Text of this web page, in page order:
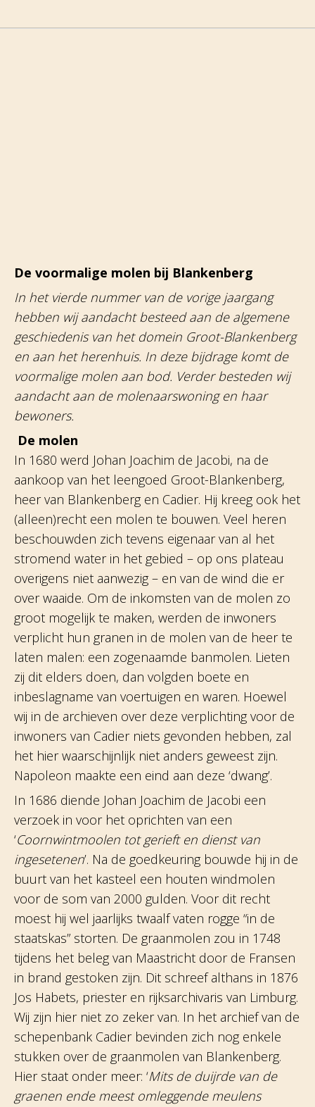
De voormalige molen bij Blankenberg
In het vierde nummer van de vorige jaargang
hebben wij aandacht besteed aan de algemene
geschiedenis van het domein Groot-Blankenberg
en aan het herenhuis. In deze bijdrage komt de
voormalige molen aan bod. Verder besteden wij
aandacht aan de molenaarswoning en haar
bewoners.
De molen
In 1680 werd Johan Joachim de Jacobi, na de
aankoop van het leengoed Groot-Blankenberg,
heer van Blankenberg en Cadier. Hij kreeg ook het
(alleen)recht een molen te bouwen. Veel heren
beschouwden zich tevens eigenaar van al het
stromend water in het gebied – op ons plateau
overigens niet aanwezig – en van de wind die er
over waaide. Om de inkomsten van de molen zo
groot mogelijk te maken, werden de inwoners
verplicht hun granen in de molen van de heer te
laten malen: een zogenaamde banmolen. Lieten
zij dit elders doen, dan volgden boete en
inbeslagname van voertuigen en waren. Hoewel
wij in de archieven over deze verplichting voor de
inwoners van Cadier niets gevonden hebben, zal
het hier waarschijnlijk niet anders geweest zijn.
Napoleon maakte een eind aan deze ‘dwang’.
In 1686 diende Johan Joachim de Jacobi een
verzoek in voor het oprichten van een
‘Coornwintmoolen tot gerieft en dienst van
ingesetenen’. Na de goedkeuring bouwde hij in de
buurt van het kasteel een houten windmolen
voor de som van 2000 gulden. Voor dit recht
moest hij wel jaarlijks twaalf vaten rogge “in de
staatskas” storten. De graanmolen zou in 1748
tijdens het beleg van Maastricht door de Fransen
in brand gestoken zijn. Dit schreef althans in 1876
Jos Habets, priester en rijksarchivaris van Limburg.
Wij zijn hier niet zo zeker van. In het archief van de
schepenbank Cadier bevinden zich nog enkele
stukken over de graanmolen van Blankenberg.
Hier staat onder meer: ‘Mits de duijrde van de
graenen ende meest omleggende meulens